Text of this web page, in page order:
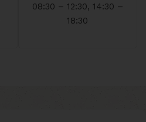
08:30 – 12:30, 14:30 –
18:30